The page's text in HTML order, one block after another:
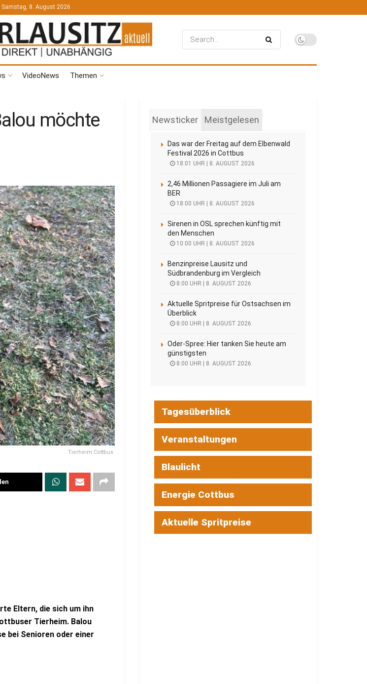
Samstag, 8. August 2026
VideoNews Themen
möchte
Tierheim Cottbus
Eltern, die sich um ihn
Tierheim. Balou
bei Senioren oder einer
Newsticker Meistgelesen
Das war der Freitag auf dem Elbenwald
Festival 2026 in Cottbus
18:01 UHR | 8. AUGUST 2026
2,46 Millionen Passagiere im Juli am
BER
18:00 UHR | 8. AUGUST 2026
Sirenen in OSL sprechen künftig mit
den Menschen
10:00 UHR | 8. AUGUST 2026
Benzinpreise Lausitz und
Südbrandenburg im Vergleich
8:00 UHR | 8. AUGUST 2026
Aktuelle Spritpreise für Ostsachsen im
Überblick
8:00 UHR | 8. AUGUST 2026
Oder-Spree: Hier tanken Sie heute am
günstigsten
8:00 UHR | 8. AUGUST 2026
Tagesüberblick
Veranstaltungen
Blaulicht
Energie Cottbus
Aktuelle Spritpreise